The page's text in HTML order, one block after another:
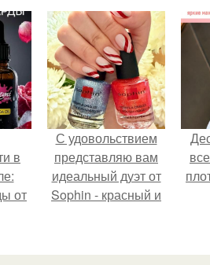
в
от
С удовольствием
представляю вам
идеальный дуэт от
Sophin - красный и
номер 0262.